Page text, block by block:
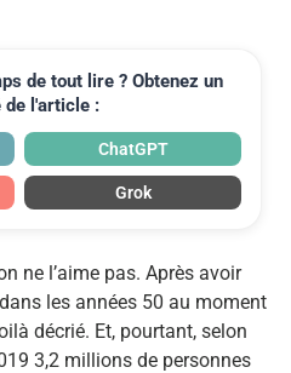
de tout lire ? Obtenez un
de l'article :
ChatGPT
Grok
ne l’aime pas. Après avoir
les années 50 au moment
décrié. Et, pourtant, selon
3,2 millions de personnes